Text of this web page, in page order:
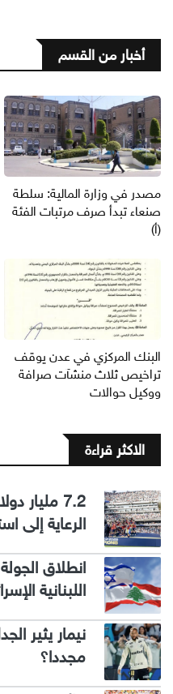
أخبار من القسم
مصدر في وزارة المالية: سلطة
صنعاء تبدأ صرف مرتبات الفئة
(أ)
البنك المركزي في عدن يوقف
تراخيص ثلاث منشآت صرافة
ووكيل حوالات
الاكثر قراءة
7.2
الرعاية إلى
انطلاق
اللبنانية
نيمار يثير
مجددا؟